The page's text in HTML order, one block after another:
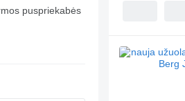
puspriekabės